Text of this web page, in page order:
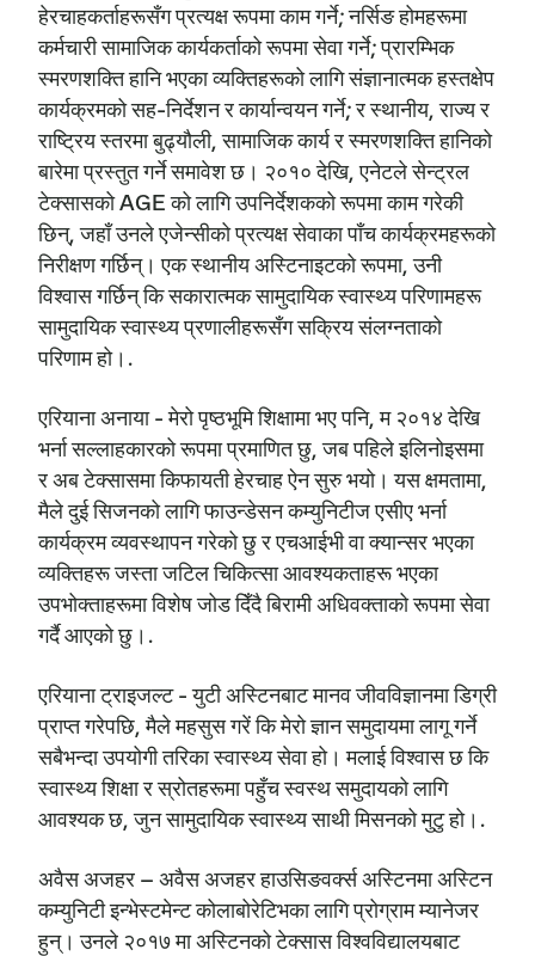
हेरचाहकर्ताहरूसँग प्रत्यक्ष रूपमा काम गर्ने; नर्सिङ होमहरूमा
कर्मचारी सामाजिक कार्यकर्ताको रूपमा सेवा गर्ने; प्रारम्भिक
स्मरणशक्ति हानि भएका व्यक्तिहरूको लागि संज्ञानात्मक हस्तक्षेप
कार्यक्रमको सह-निर्देशन र कार्यान्वयन गर्ने; र स्थानीय, राज्य र
राष्ट्रिय स्तरमा बुढ्यौली, सामाजिक कार्य र स्मरणशक्ति हानिको
बारेमा प्रस्तुत गर्ने समावेश छ। २०१० देखि, एनेटले सेन्ट्रल
टेक्सासको AGE को लागि उपनिर्देशकको रूपमा काम गरेकी
छिन्, जहाँ उनले एजेन्सीको प्रत्यक्ष सेवाका पाँच कार्यक्रमहरूको
निरीक्षण गर्छिन्। एक स्थानीय अस्टिनाइटको रूपमा, उनी
विश्वास गर्छिन् कि सकारात्मक सामुदायिक स्वास्थ्य परिणामहरू
सामुदायिक स्वास्थ्य प्रणालीहरूसँग सक्रिय संलग्नताको
परिणाम हो।.
एरियाना अनाया - मेरो पृष्ठभूमि शिक्षामा भए पनि, म २०१४ देखि
भर्ना सल्लाहकारको रूपमा प्रमाणित छु, जब पहिले इलिनोइसमा
र अब टेक्सासमा किफायती हेरचाह ऐन सुरु भयो। यस क्षमतामा,
मैले दुई सिजनको लागि फाउन्डेसन कम्युनिटीज एसीए भर्ना
कार्यक्रम व्यवस्थापन गरेको छु र एचआईभी वा क्यान्सर भएका
व्यक्तिहरू जस्ता जटिल चिकित्सा आवश्यकताहरू भएका
उपभोक्ताहरूमा विशेष जोड दिँदै बिरामी अधिवक्ताको रूपमा सेवा
गर्दै आएको छु।.
एरियाना ट्राइजल्ट - युटी अस्टिनबाट मानव जीवविज्ञानमा डिग्री
प्राप्त गरेपछि, मैले महसुस गरें कि मेरो ज्ञान समुदायमा लागू गर्ने
सबैभन्दा उपयोगी तरिका स्वास्थ्य सेवा हो। मलाई विश्वास छ कि
स्वास्थ्य शिक्षा र स्रोतहरूमा पहुँच स्वस्थ समुदायको लागि
आवश्यक छ, जुन सामुदायिक स्वास्थ्य साथी मिसनको मुटु हो।.
अवैस अजहर – अवैस अजहर हाउसिङवर्क्स अस्टिनमा अस्टिन
कम्युनिटी इन्भेस्टमेन्ट कोलाबोरेटिभका लागि प्रोग्राम म्यानेजर
हुन्। उनले २०१७ मा अस्टिनको टेक्सास विश्वविद्यालयबाट